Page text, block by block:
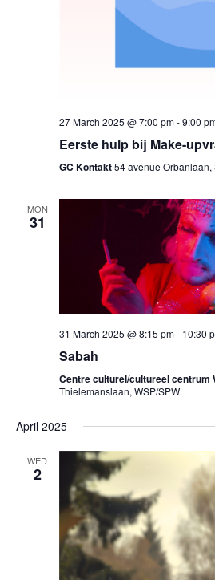
27 March 2025 @ 7:00 pm-9:00
Eerste hulp bij Make-
GC Kontakt54 avenue
MON
31
31 March 2025 @ 8:15 pm- 10:30
Sabah
Centre culturel/cultureel centrum
Thielemanslaan, WSP/SPW
April 2025
WED
2